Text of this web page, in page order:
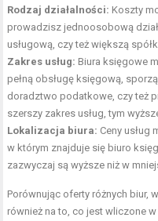
Rodzaj działalności: Koszty
prowadzisz jednoosobową
usługową, czy też większą
Zakres usług: Biura księgowe
pełną obsługę księgową,
doradztwo podatkowe, czy też
szerszy zakres usług, tym
Lokalizacja biura: Ceny usług
w którym znajduje się biuro
zazwyczaj są wyższe niż w
Porównując oferty różnych biur,
również na to, co jest wliczone